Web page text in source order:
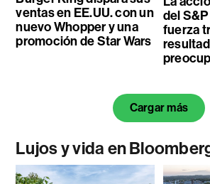
ventas en EE.UU. con un
nuevo Whopper y una
promoción de Star Wars
del
fuerza
Cargar más
Lujos y vida en